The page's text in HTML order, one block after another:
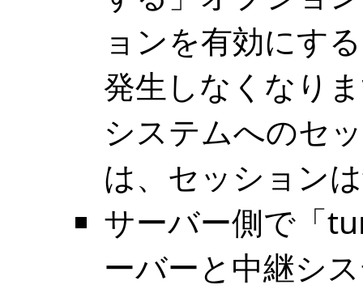
ョンを有効にす
発生しなくなり
システムへのセ
は、セッション
サーバー側で「
ーバーと中継シ